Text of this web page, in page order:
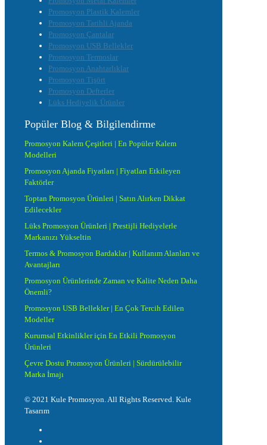
Promosyon Plastik Kalemler
Promosyon Tarihli Ajanda
Promosyon Çantalar
Promosyon USB Bellekler
Promosyon Termoslar
Promosyon Anahtarlıklar
Promosyon Tişört
Promosyon Defterler
Lüks Hediyelik Ürünler
Popüler Blog & Bilgilendirme
Promosyon Kalem Çeşitleri | En Popüler Kalem
Modelleri
Promosyon Ajanda Fiyatları | Fiyatları Etkileyen
Faktörler
Toptan Promosyon Ürünleri | Satın Alırken Dikkat
Edilecekler
Lüks Promosyon Ürünleri | Prestijli Hediyelerle
Markanızı Yükseltin
Termos & Promosyon Bardaklar | Kullanım Alanları ve
Avantajları
Promosyon Ürünlerinde Zaman ve Kalite Neden Daha
Önemli?
Promosyon USB Bellekler | En Çok Tercih Edilen
Modeller
Kurumsal Etkinlikler için En Etkili Promosyon
Ürünleri
Çevre Dostu Promosyon Ürünleri | Sürdürülebilir
Marka İmajı
© 2021 Kule Promosyon. All Rights Reserved. Kule
Tasarım